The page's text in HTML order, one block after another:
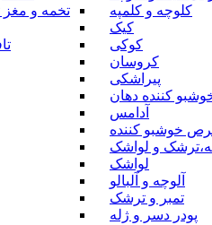
کلوچه و کلمپه
کیک
کوکی
کروسان
پیراشکی
کننده دهان
آدامس
خوشبو کننده
و لواشک
لواشک
آلوچه و آلبالو
تمبر و ترشک
پودر دسر و ژله
تخمه و مغز